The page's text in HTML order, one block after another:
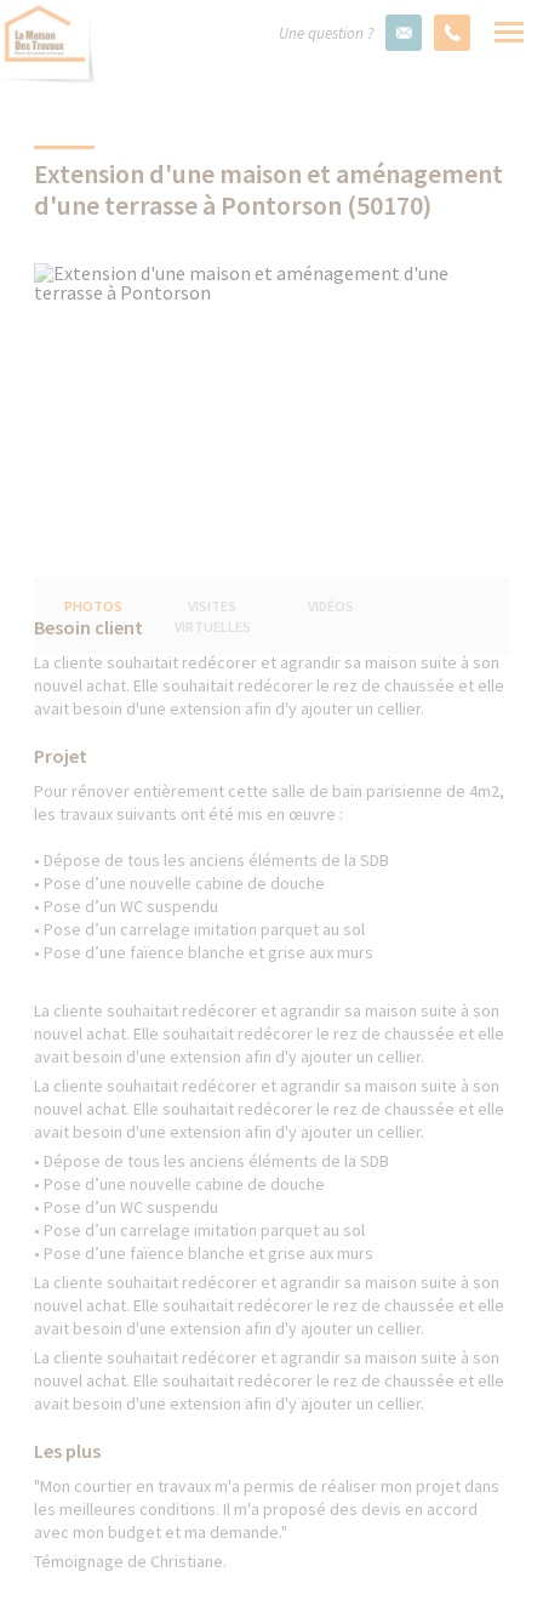
Une question ?
Extension d'une maison et aménagement
d'une terrasse à Pontorson (50170)
PHOTOS
VISITES
VIRTUELLES
VIDÉOS
Besoin client
La cliente souhaitait redécorer et agrandir sa maison suite à son
nouvel achat. Elle souhaitait redécorer le rez de chaussée et elle
avait besoin d'une extension afin d'y ajouter un cellier.
Projet
Pour rénover entièrement cette salle de bain parisienne de 4m2,
les travaux suivants ont été mis en œuvre :
• Dépose de tous les anciens éléments de la SDB
• Pose d’une nouvelle cabine de douche
• Pose d’un WC suspendu
• Pose d’un carrelage imitation parquet au sol
• Pose d’une faïence blanche et grise aux murs
La cliente souhaitait redécorer et agrandir sa maison suite à son
nouvel achat. Elle souhaitait redécorer le rez de chaussée et elle
avait besoin d'une extension afin d'y ajouter un cellier.
La cliente souhaitait redécorer et agrandir sa maison suite à son
nouvel achat. Elle souhaitait redécorer le rez de chaussée et elle
avait besoin d'une extension afin d'y ajouter un cellier.
• Dépose de tous les anciens éléments de la SDB
• Pose d’une nouvelle cabine de douche
• Pose d’un WC suspendu
• Pose d’un carrelage imitation parquet au sol
• Pose d’une faïence blanche et grise aux murs
La cliente souhaitait redécorer et agrandir sa maison suite à son
nouvel achat. Elle souhaitait redécorer le rez de chaussée et elle
avait besoin d'une extension afin d'y ajouter un cellier.
La cliente souhaitait redécorer et agrandir sa maison suite à son
nouvel achat. Elle souhaitait redécorer le rez de chaussée et elle
avait besoin d'une extension afin d'y ajouter un cellier.
Les plus
"Mon courtier en travaux m'a permis de réaliser mon projet dans
les meilleures conditions. Il m'a proposé des devis en accord
avec mon budget et ma demande."
Témoignage de Christiane.